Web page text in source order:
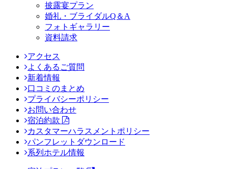
披露宴プラン
婚礼・ブライダルQ＆A
フォトギャラリー
資料請求
アクセス
よくあるご質問
新着情報
口コミのまとめ
プライバシーポリシー
お問い合わせ
宿泊約款
カスタマーハラスメントポリシー
パンフレットダウンロード
系列ホテル情報